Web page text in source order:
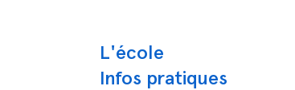
Navigation
L'école
Infos pratiques